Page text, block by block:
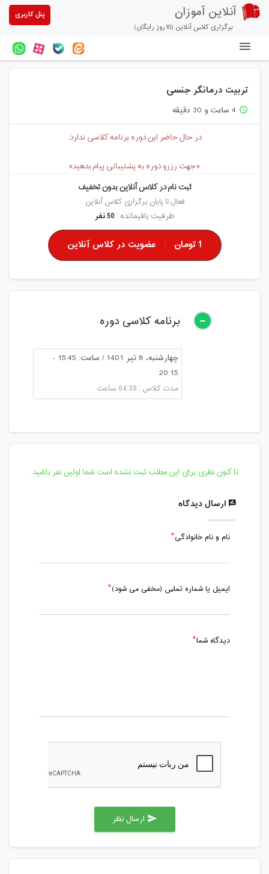
آنلاین آموزان
برگزاری کلاس آنلاین (10روز رایگان)
پنل کاربری
آزمون های آنلاین
خرید سرویس کلاس آنلاین
پیشنهادهای ویژه
تخفیفهای مشارکتی
درباره ما
تربیت درمانگر جنسی
access_time 4 ساعت و 30 دقیقه
در حال حاضر این دوره برنامه کلاسی ندارد.
«جهت رزرو دوره به پشتیبانی پیام بدهید»
ثبت نام در کلاس آنلاین بدون تخفیف
فعال تا پایان برگزاری کلاس آنلاین
ظرفیت باقیمانده : 50 نفر
1 تومان عضویت در کلاس آنلاین
برنامه کلاسی دوره
چهارشنبه، 8 تیر 1401 / ساعت: 15:45 -
20:15
مدت کلاس : 04:30 ساعت
تا کنون نظری برای این مطلب ثبت نشده است.شما اولین نفر باشید.
ارسال دیدگاه
نام و نام خانوادگی
ایمیل یا شماره تماس (مخفی می شود)
دیدگاه شما
send